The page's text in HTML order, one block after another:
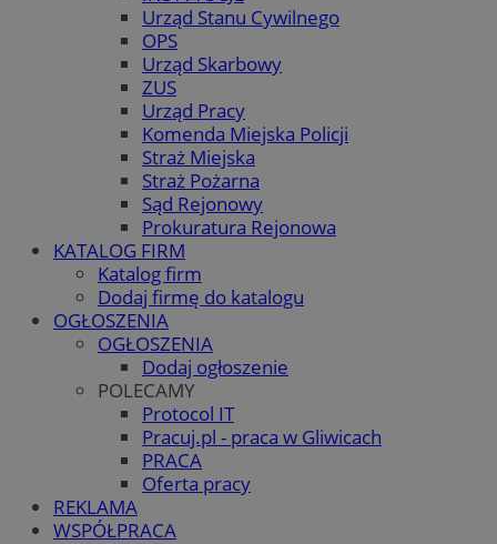
Urząd Stanu Cywilnego
OPS
Urząd Skarbowy
ZUS
Urząd Pracy
Komenda Miejska Policji
Straż Miejska
Straż Pożarna
Sąd Rejonowy
Prokuratura Rejonowa
KATALOG FIRM
Katalog firm
Dodaj firmę do katalogu
OGŁOSZENIA
OGŁOSZENIA
Dodaj ogłoszenie
POLECAMY
Protocol IT
Pracuj.pl - praca w Gliwicach
PRACA
Oferta pracy
REKLAMA
WSPÓŁPRACA